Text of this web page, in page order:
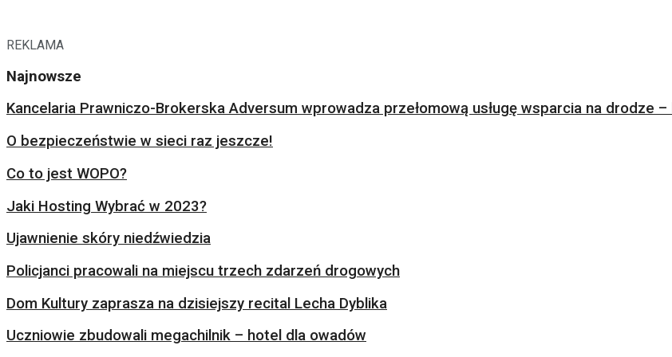
REKLAMA
Najnowsze
Kancelaria Prawniczo-Brokerska Adversum wprowadza przełomową usługę wsparcia na drodze
O bezpieczeństwie w sieci raz jeszcze!
Co to jest WOPO?
Jaki Hosting Wybrać w 2023?
Ujawnienie skóry niedźwiedzia
Policjanci pracowali na miejscu trzech zdarzeń drogowych
Dom Kultury zaprasza na dzisiejszy recital Lecha Dyblika
Uczniowie zbudowali megachilnik – hotel dla owadów